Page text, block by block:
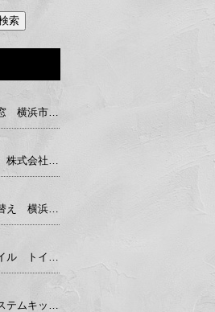
シャッター取り付け 窓 横浜市 株式会社オーバースタ イル
横浜市 キッチン交換 株式会社オーバースタイル 外壁
リフォーム クロス張替え 横浜市 株式会社オーバース タイル
株式会社オーバースタイル トイレ 便器 置床 CF リフォーム 横浜市
リフォーム 交換 システムキッチン 株式会社オーバースタイル